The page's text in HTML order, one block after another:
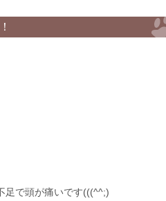
足で頭が痛いです(((^^;)